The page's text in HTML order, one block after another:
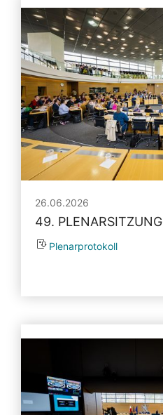
26.06.2026
49. PLENARSITZUNG
Plenarprotokoll